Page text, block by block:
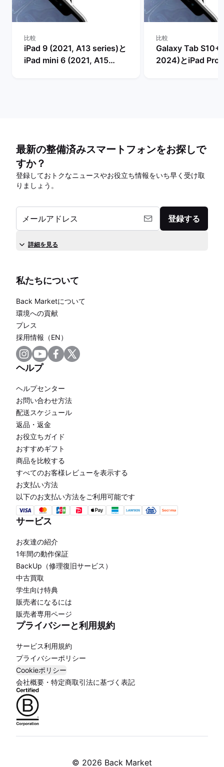
比較
iPad 9 (2021, A13 series)と
iPad mini 6 (2021, A15
比較
Galaxy Tab S10+
2024)とiPad Pro
最新の整備済みスマートフォンをお探しで
すか？
登録しておトクなニュースやお役立ち情報をいち早く受け取
りましょう。
メールアドレス 登録する
詳細を見る
私たちについて
Back Marketについて
環境への貢献
プレス
採用情報（EN）
ヘルプ
ヘルプセンター
お問い合わせ方法
配送スケジュール
返品・返金
お役立ちガイド
おすすめギフト
商品を比較する
すべてのお客様レビューを表示する
お支払い方法
以下のお支払い方法をご利用可能です
サービス
お友達の紹介
1年間の動作保証
BackUp（修理復旧サービス）
中古買取
学生向け特典
販売者になるには
販売者専用ページ
プライバシーと利用規約
サービス利用規約
プライバシーポリシー
Cookieポリシー
会社概要・特定商取引法に基づく表記
© 2026 Back Market